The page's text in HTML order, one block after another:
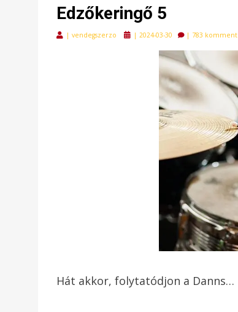
Edzőkeringő 5
| vendegszerzo
Posted
| 2024-03-30 | 783 komment
Hát akkor, folytatódjon a Danns…